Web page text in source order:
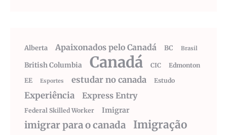
Alberta Apaixonados pelo Canadá BC Brasil
British Columbia Canadá CIC
Edmonton
EE
Esportes estudar no canada Estudo
Experiência Express Entry
Federal Skilled Worker Imigrar
imigrar para o canada Imigração